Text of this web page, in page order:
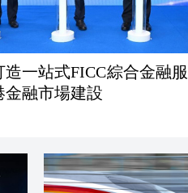
造一站式FICC綜合金融
金融市場建設